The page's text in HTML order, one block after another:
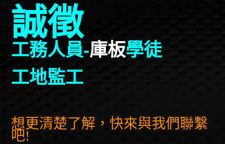
誠徵
工務人員-庫板學徒
工地監工
想更清楚了解，快來與我們聯繫
吧!